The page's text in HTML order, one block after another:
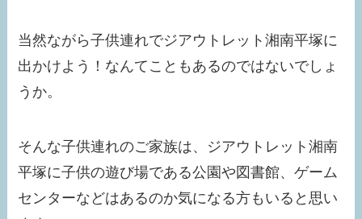
当然ながら子供連れでジアウトレット湘南平塚に
出かけよう！なんてこともあるのではないでしょ
うか。
そんな子供連れのご家族は、ジアウトレット湘南
平塚に子供の遊び場である公園や図書館、ゲーム
センターなどはあるのか気になる方もいると思い